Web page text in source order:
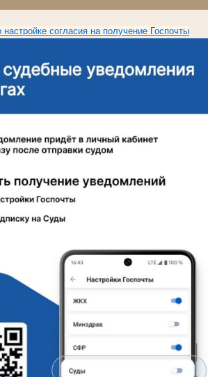
настройке согласия на получение Госпочты